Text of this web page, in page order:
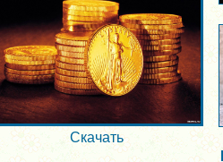
Скачать